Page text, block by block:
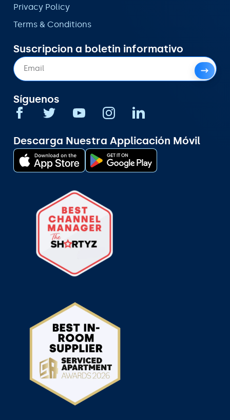
Privacy Policy
Terms & Conditions
Suscripcion a boletin informativo
Síguenos
Descarga Nuestra Applicación Móvil